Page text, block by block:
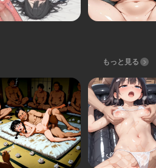
もっと見る